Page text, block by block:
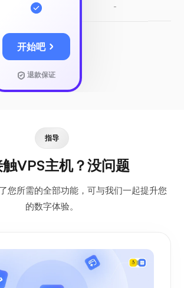
开始吧
退款保证
-
指导
触VPS主机？没问题
您所需的全部功能，可与我们一起提升您
的数字体验。